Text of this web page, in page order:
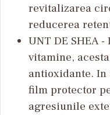
revitalizarea
reducerea
UNT DE SHEA
vitamine,
antioxidante. In
film protector
agresiunile